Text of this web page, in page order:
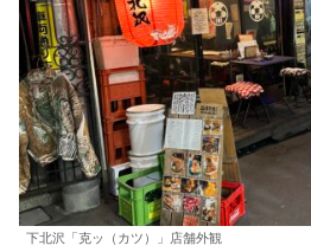
下北沢「克ッ（カツ）」店舗外観